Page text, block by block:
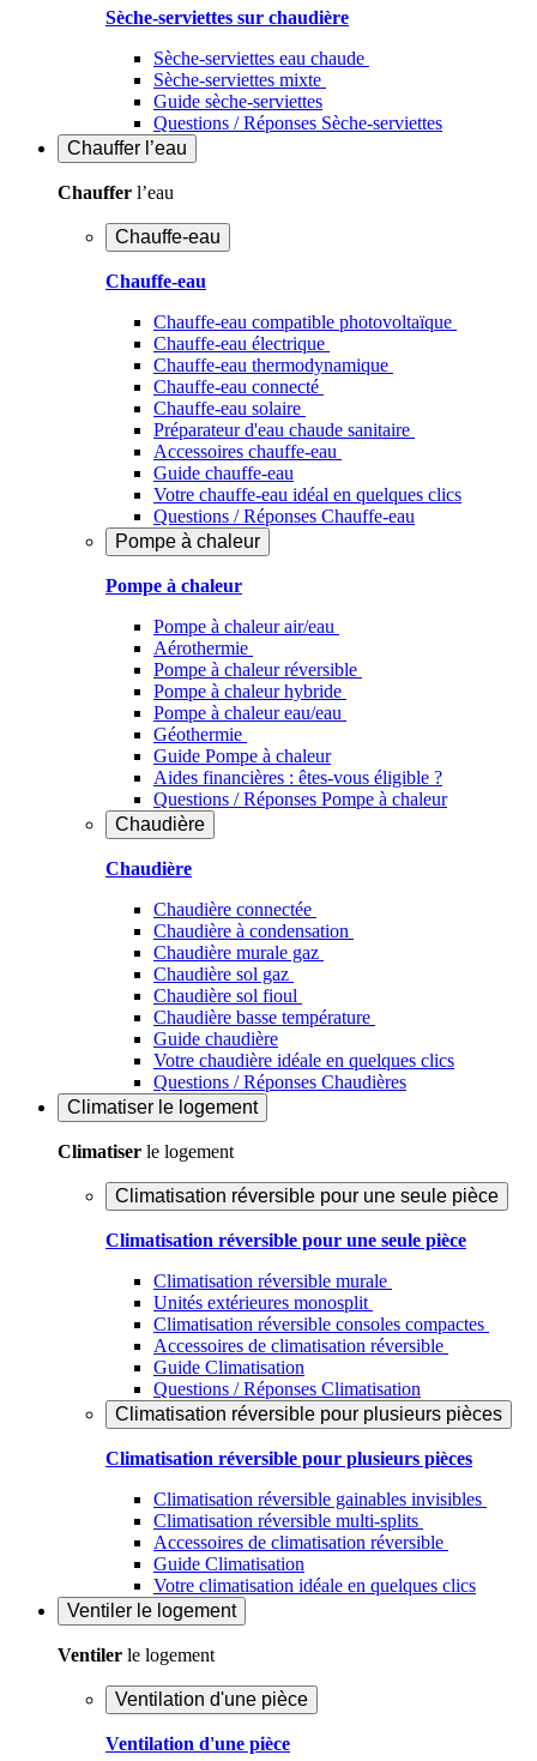
Sèche-serviettes sur chaudière
Sèche-serviettes eau chaude
Sèche-serviettes mixte
Guide sèche-serviettes
Questions / Réponses Sèche-serviettes
Chauffer l’eau
Chauffer l’eau
Chauffe-eau
Chauffe-eau
Chauffe-eau compatible photovoltaïque
Chauffe-eau électrique
Chauffe-eau thermodynamique
Chauffe-eau connecté
Chauffe-eau solaire
Préparateur d'eau chaude sanitaire
Accessoires chauffe-eau
Guide chauffe-eau
Votre chauffe-eau idéal en quelques clics
Questions / Réponses Chauffe-eau
Pompe à chaleur
Pompe à chaleur
Pompe à chaleur air/eau
Aérothermie
Pompe à chaleur réversible
Pompe à chaleur hybride
Pompe à chaleur​ eau/eau
Géothermie
Guide Pompe à chaleur
Aides financières : êtes-vous éligible ?
Questions / Réponses Pompe à chaleur
Chaudière
Chaudière
Chaudière connectée
Chaudière à condensation
Chaudière murale gaz
Chaudière sol gaz
Chaudière sol fioul
Chaudière basse température
Guide chaudière
Votre chaudière idéale en quelques clics
Questions / Réponses Chaudières
Climatiser le logement
Climatiser le logement
Climatisation réversible pour une seule pièce
Climatisation réversible pour une seule pièce
Climatisation réversible murale
Unités extérieures monosplit
Climatisation réversible consoles compactes
Accessoires de climatisation réversible
Guide Climatisation
Questions / Réponses Climatisation
Climatisation réversible pour plusieurs pièces
Climatisation réversible pour plusieurs pièces
Climatisation réversible gainables invisibles
Climatisation réversible multi-splits
Accessoires de climatisation réversible
Guide Climatisation
Votre climatisation idéale en quelques clics
Ventiler le logement
Ventiler le logement
Ventilation d'une pièce
Ventilation d'une pièce